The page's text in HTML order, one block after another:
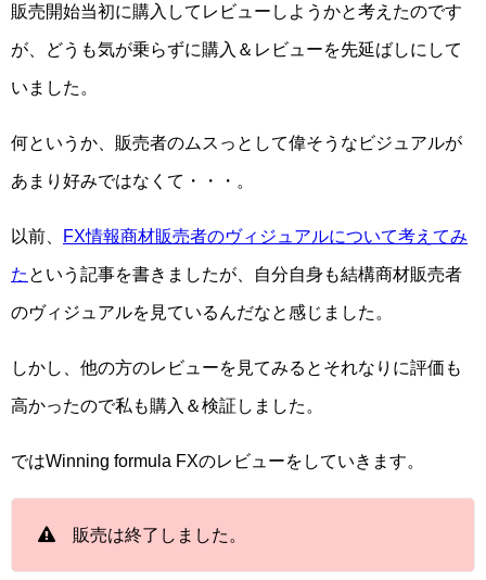
販売開始当初に購入してレビューしようかと考えたのです
が、どうも気が乗らずに購入＆レビューを先延ばしにして
いました。
何というか、販売者のムスっとして偉そうなビジュアルが
あまり好みではなくて・・・。
以前、 FX情報商材販売者のヴィジュアルについて考えてみ
た という記事を書きましたが、自分自身も結構商材販売者
のヴィジュアルを見ているんだなと感じました。
しかし、他の方のレビューを見てみるとそれなりに評価も
高かったので私も購入＆検証しました。
ではWinning formula FXのレビューをしていきます。
販売は終了しました。